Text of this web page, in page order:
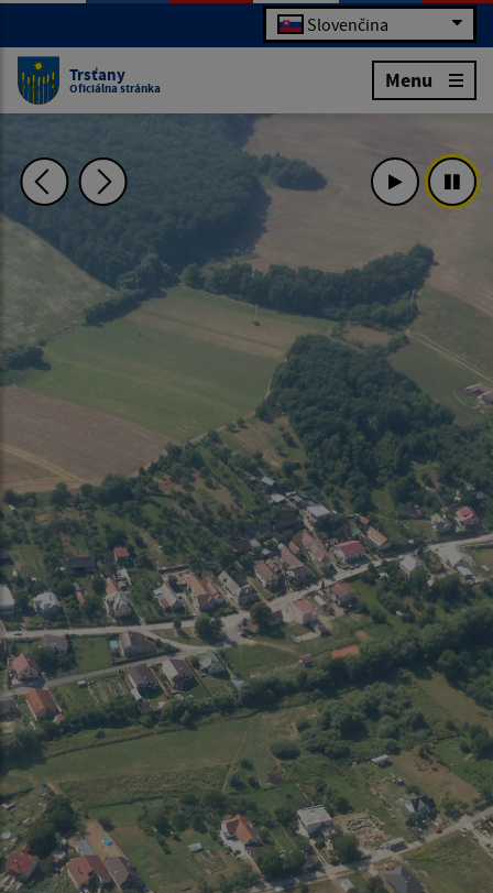
Slovenčina
Trsťany
Oficiálna stránka Menu